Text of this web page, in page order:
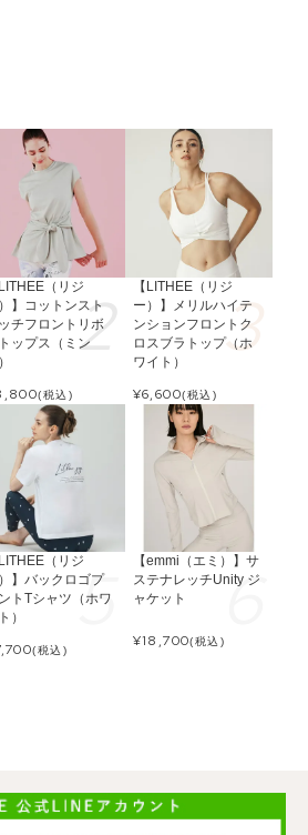
LITHEE（リジ
】コットンスト
チフロントリボ
ップス（ミン
(税込)
【LITHEE（リジ
ー）】メリルハイテ
ンションフロントク
ロスブラトップ（ホ
ワイト）
¥6,600(税込)
LITHEE（リジ
】バックロゴプ
トTシャツ（ホワ
）
(税込)
【emmi（エミ）】サ
ステナレッチUnity ジ
ャケット
¥18,700(税込)